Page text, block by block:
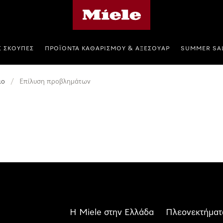
ΣΚΟΎΠΕΣ ΠΡΟΪΌΝΤΑ ΚΑΘΑΡΙΣΜΟΎ & ΑΞΕΣΟΥΆΡ SUMMER
/ Επίλυση προβλημάτων
Η Miele στην Ελλάδα